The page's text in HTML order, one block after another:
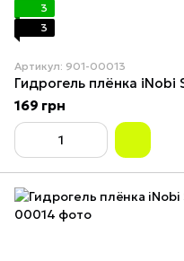
3
3
Артикул: 901-00013
Гидрогель плёнка iNobi
169 грн